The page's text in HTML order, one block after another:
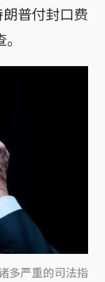
普付封口费
多严重的司法指